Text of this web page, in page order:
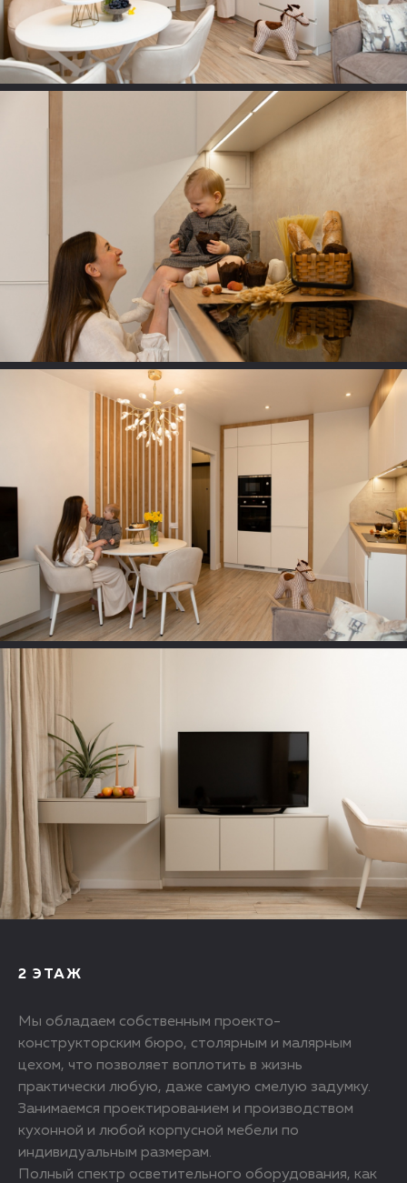
2 ЭТАЖ
Мы обладаем собственным проекто-
конструкторским бюро, столярным и малярным
цехом, что позволяет воплотить в жизнь
практически любую, даже самую смелую задумку.
Занимаемся проектированием и производством
кухонной и любой корпусной мебели по
индивидуальным размерам.
Полный спектр осветительного оборудования, как